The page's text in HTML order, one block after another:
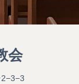
会